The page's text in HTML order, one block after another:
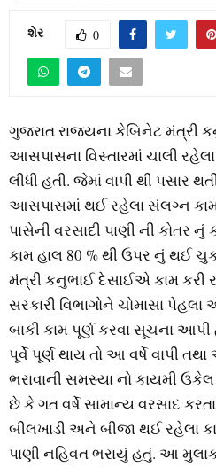
શેર 0
ગુજરાત રાજ્યના કેબિનેટ મંત્રી
આસપાસના વિસ્તારમાં ચાલી રહેલા
લીધી હતી. જેમાં વાપી થી પસાર
આસપાસમાં થઈ રહેલા સંલગ્ન
પાસેની વરસાદી પાણી ની કોતર
કામ હાલ 80 % થી ઉપર નું થઈ
મંત્રી કનુભાઈ દેસાઈએ કામ
સરકારી વિભાગોને ચોમાસા
બાકી કામ પૂર્ણ કરવા સૂચના
પૂર્વે પૂર્ણ થાય તો આ વર્ષે વાપી
ભરાવાની સમસ્યા નો કાયમી
છે કે ગત વર્ષે સામાન્ય વરસાદ
બીલખાડી અને બીજા થઈ રહેલા
પાણી નહિવત ભરાયું હતું. આ